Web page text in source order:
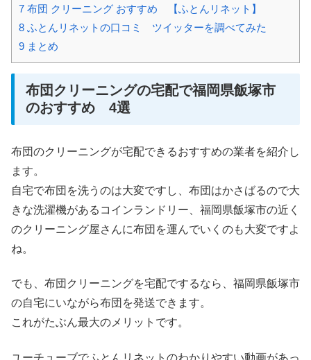
7 布団 クリーニング おすすめ 【ふとんリネット】
8 ふとんリネットの口コミ ツイッターを調べてみた
9 まとめ
布団クリーニングの宅配で福岡県飯塚市
のおすすめ 4選
布団のクリーニングが宅配できるおすすめの業者を紹介し
ます。
自宅で布団を洗うのは大変ですし、布団はかさばるので大
きな洗濯機があるコインランドリー、福岡県飯塚市の近く
のクリーニング屋さんに布団を運んでいくのも大変ですよ
ね。
でも、布団クリーニングを宅配でするなら、福岡県飯塚市
の自宅にいながら布団を発送できます。
これがたぶん最大のメリットです。
ユーチューブでふとんリネットのわかりやすい動画があっ